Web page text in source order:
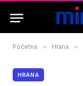
Početna » Hrana »
HRANA